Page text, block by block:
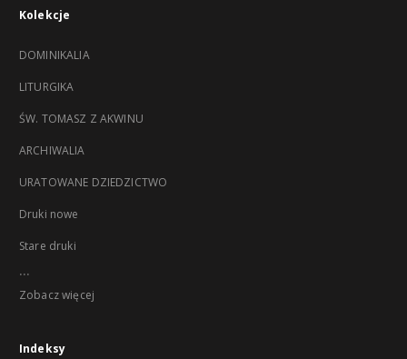
Kolekcje
DOMINIKALIA
LITURGIKA
ŚW. TOMASZ Z AKWINU
ARCHIWALIA
URATOWANE DZIEDZICTWO
Druki nowe
Stare druki
...
Zobacz więcej
Indeksy